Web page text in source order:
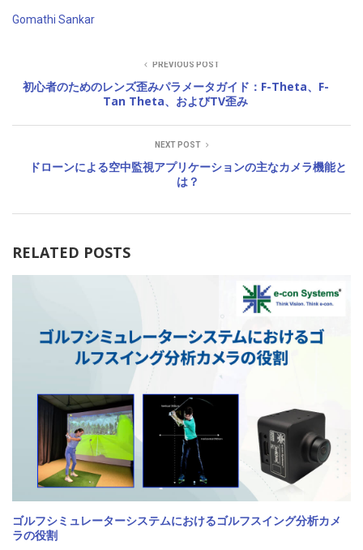
Gomathi Sankar
PREVIOUS POST
初心者のためのレンズ歪みパラメータガイド：F-Theta、F-
Tan Theta、およびTV歪み
NEXT POST
ドローンによる空中監視アプリケーションの主なカメラ機能と
は？
RELATED POSTS
ゴルフシミュレーターシステムにおけるゴルフスイング分析カメ
ラの役割